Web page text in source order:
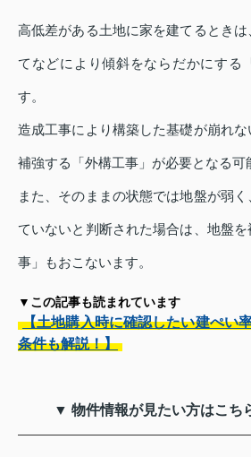
高低差がある土地に家を建てるとき
てなどにより傾斜をならだかにする
す。
造成工事により構築した基礎が崩れ
補強する「外構工事」が必要となる可
また、そのままの状態では地盤が弱
ていないと判断された場合は、地盤
事」もおこないます。
▼この記事も読まれています
【土地購入時に確認したい建ぺい
条件も解説！】
▼ 物件情報が見たい方はこち